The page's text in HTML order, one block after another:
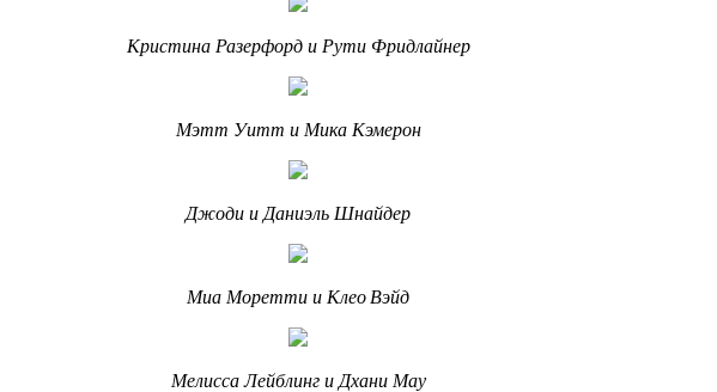
Кристина Разерфорд и Рути Фридлайнер
Мэтт Уитт и Мика Кэмерон
Джоди и Даниэль Шнайдер
Миа Моретти и Клео Вэйд
Мелисса Лейблинг и Дхани Мау